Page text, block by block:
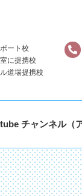
ート校
に提携校
道場提携校
チャンネル（